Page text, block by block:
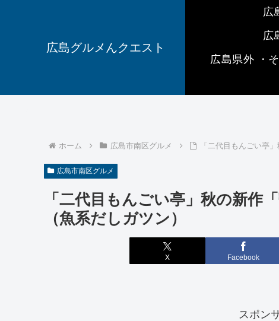
広島グルメんクエスト
広
広
広島県外 ・
ホーム 広島市南区グルメ 「二代目もんごい亭
広島市南区グルメ
「二代目もんごい亭」秋の新作
（魚系だしガツン）
X Facebook
スポン